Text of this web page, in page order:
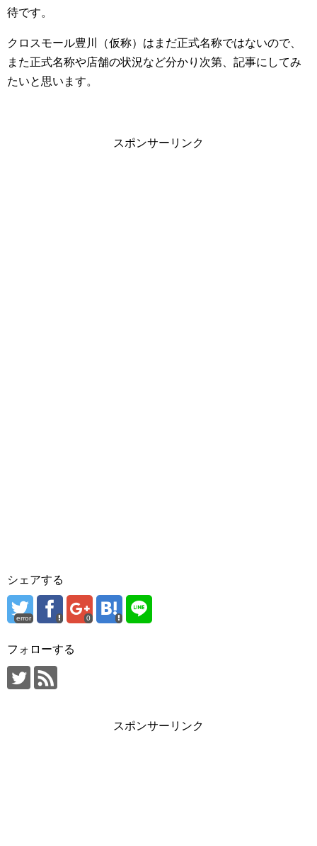
待です。
クロスモール豊川（仮称）はまだ正式名称ではないので、
また正式名称や店舗の状況など分かり次第、記事にしてみ
たいと思います。
スポンサーリンク
シェアする
error 0
フォローする
スポンサーリンク